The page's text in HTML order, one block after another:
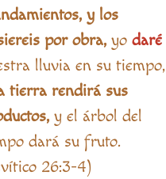
y los
por obra,yo daré
lluvia en su tiempo,
tierra rendirá sus
y el árbol del
dará su fruto.
26:3-4)